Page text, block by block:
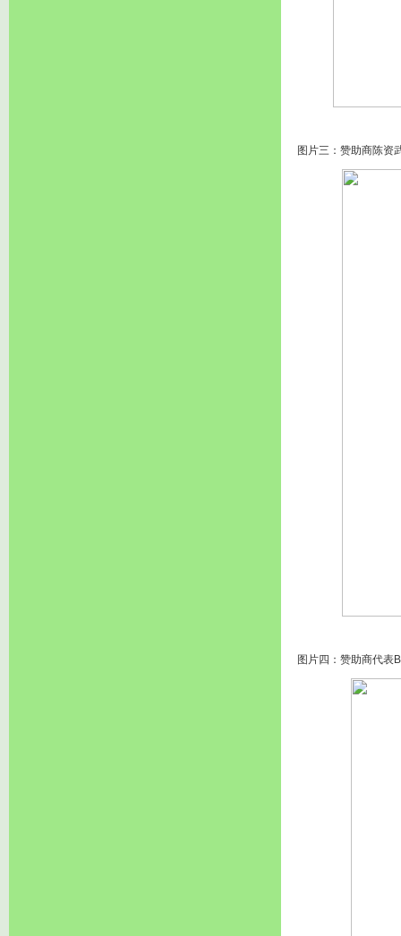
图片三：赞助商陈资
图片四：赞助商代表